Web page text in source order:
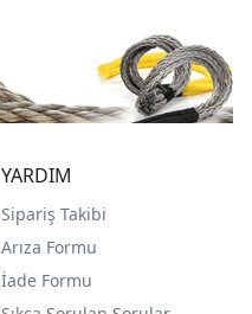
YARDIM
Sipariş Takibi
Arıza Formu
İade Formu